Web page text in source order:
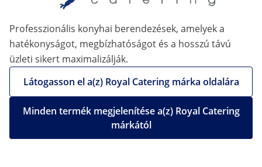
Professzionális konyhai berendezések, amelyek a
hatékonyságot, megbízhatóságot és a hosszú távú
üzleti sikert maximalizálják.
Látogasson el a(z) Royal Catering márka oldalára
Minden termék megjelenítése a(z) Royal Catering
márkától